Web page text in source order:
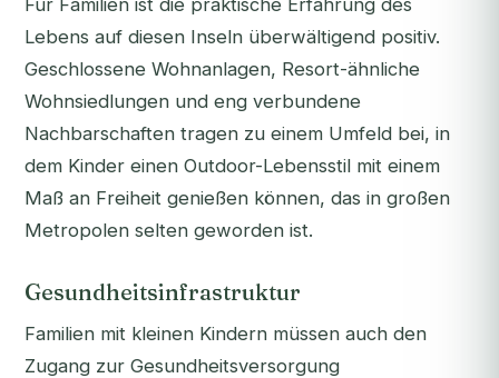
Für Familien ist die praktische Erfahrung des
Lebens auf diesen Inseln überwältigend positiv.
Geschlossene Wohnanlagen, Resort-ähnliche
Wohnsiedlungen und eng verbundene
Nachbarschaften tragen zu einem Umfeld bei, in
dem Kinder einen Outdoor-Lebensstil mit einem
Maß an Freiheit genießen können, das in großen
Metropolen selten geworden ist.
Gesundheitsinfrastruktur
Familien mit kleinen Kindern müssen auch den
Zugang zur Gesundheitsversorgung